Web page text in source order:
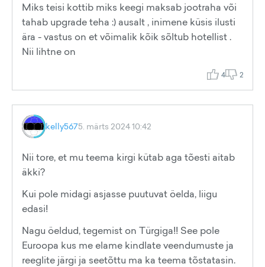
Miks teisi kottib miks keegi maksab jootraha või
tahab upgrade teha :) ausalt , inimene küsis ilusti
ära - vastus on et võimalik kõik sõltub hotellist .
Nii lihtne on
4 2
kelly5675. märts 2024 10:42
Nii tore, et mu teema kirgi kütab aga tõesti aitab
äkki?
Kui pole midagi asjasse puutuvat öelda, liigu
edasi!
Nagu öeldud, tegemist on Türgiga!! See pole
Euroopa kus me elame kindlate veendumuste ja
reeglite järgi ja seetõttu ma ka teema tõstatasin.